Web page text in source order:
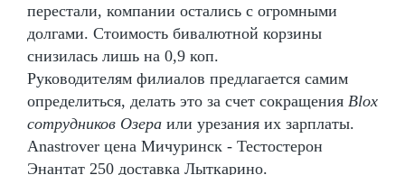
перестали, компании остались с огромными
долгами. Стоимость бивалютной корзины
снизилась лишь на 0,9 коп.
Руководителям филиалов предлагается самим
определиться, делать это за счет сокращения Blox
сотрудников Озера или урезания их зарплаты.
Anastrover цена Мичуринск - Тестостерон
Энантат 250 доставка Лыткарино.